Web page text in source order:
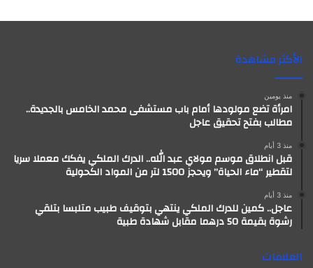
الأكثر مشاهدة
منذ يومين
امرأة تضع مولودها أمام باب مستشفى محمد الخامس بالجديدة..
مطالب بفتح تحقيق عاجل
منذ 3 أيام
قبل انطلاق موسم مولاي عبد الله.. الدرك الملكي يفكك معملا سريا
لتقطير “ماء الحياة” ويحجز 1500 لتر من المواد الكحولية
منذ 3 أيام
عاجل.. كمين للدرك الملكي ينتهي بتوقيف طبيب متلبسا بتلقي
رشوة بقيمة 50 درهما مقابل شهادة طبية
العلامات